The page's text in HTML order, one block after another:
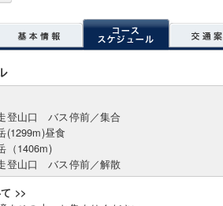
登山口 バス停前／集合
(1299m)昼食
（1406m)
登山口 バス停前／解散
>>